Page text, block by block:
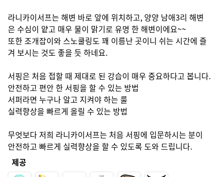
라니카이서프는 해변 바로 앞에 위치하고, 양양 남애3리 해변
은 수심이 얕고 매우 물이 맑기로 유명 한 해변이에요~~
또한 조개잡이와 스노쿨링도 꽤 이름난 곳이니 쉬는 시간에 즐
겨 보시는 것도 좋을 듯 하네요.
서핑은 처음 접할 때 제대로 된 강습이 매우 중요하다고 봅니다.
안전하고 편안 한 서핑을 할 수 있는 방법
서퍼라면 누구나 알고 지켜야 하는 룰
실력향상을 빠르게 올릴 수 있는 방법
무엇보다 저희 라니카이서프는 처음 서핑에 입문하시는 분이
안전하고 빠르게 실력향상을 할 수 있도록 도와 드립니다.
제공